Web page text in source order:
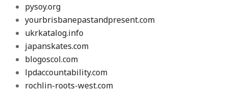
pysoy.org
yourbrisbanepastandpresent.com
ukrkatalog.info
japanskates.com
blogoscol.com
lpdaccountability.com
rochlin-roots-west.com